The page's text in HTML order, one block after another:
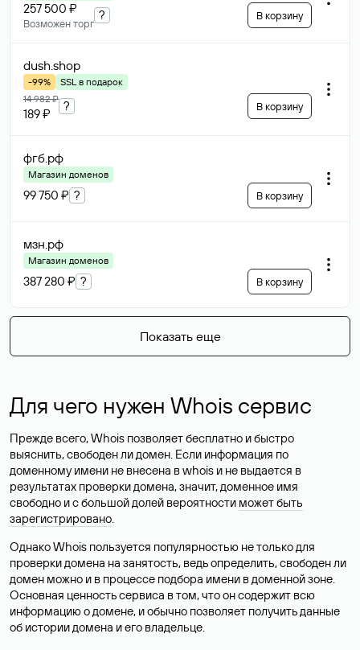
257 500 ₽
Возможен торг
? В корзину
dush.shop
-99%
SSL в подарок
14 982 ₽
189 ₽
? В корзину
фгб.рф
Магазин доменов
99 750 ₽ ? В корзину
мзн.рф
Магазин доменов
387 280 ₽ ? В корзину
Показать еще
Для чего нужен Whois сервис
Прежде всего, Whois позволяет бесплатно и быстро
выяснить, свободен ли домен. Если информация по
доменному имени не внесена в whois и не выдается в
результатах проверки домена, значит, доменное имя
свободно и с большой долей вероятности может быть
зарегистрировано.
Однако Whois пользуется популярностью не только для
проверки домена на занятость, ведь определить, свободен ли
домен можно и в процессе подбора имени в доменной зоне.
Основная ценность сервиса в том, что он содержит всю
информацию о домене, и обычно позволяет получить данные
об истории домена и его владельце.